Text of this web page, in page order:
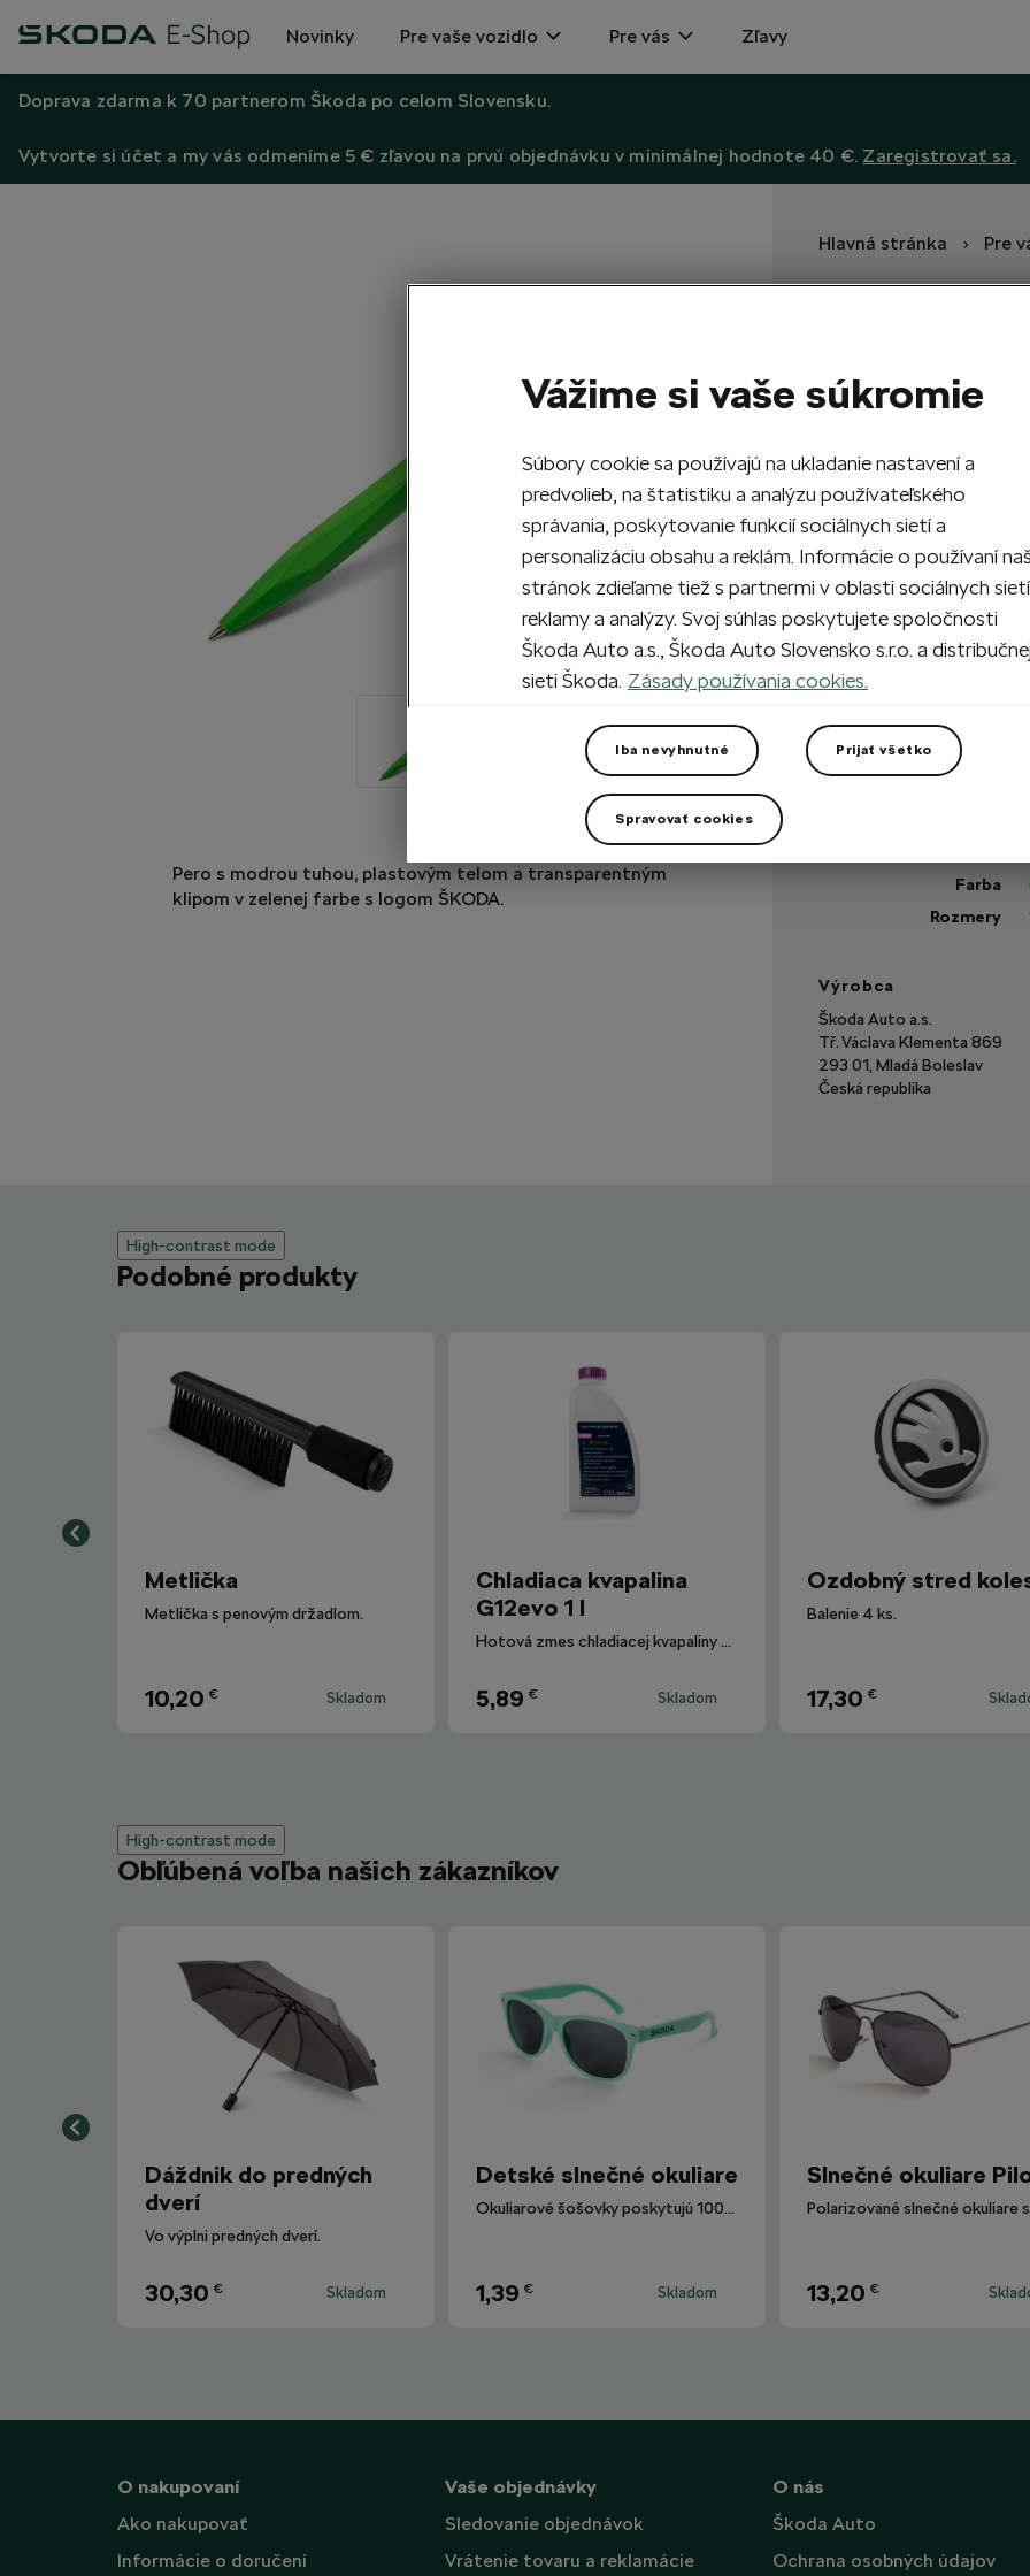
Novinky Pre vaše vozidlo Pre vás Zľavy
Doprava zdarma k 70 partnerom Škoda po celom Slovensku.
Vytvorte si účet a my vás odmeníme 5 € zľavou na prvú objednávku v minimálnej hodnote 40 €. Zaregistrovať sa.
Hlavná stránka Pre
Pero s modrou tuhou, plastovým telom a transparentným
klipom v zelenej farbe s logom ŠKODA.
1
Vypredané
Technické špecifikácie
Farba
Rozmery
Výrobca
Škoda Auto a.s.
Tř. Václava Klementa 869
293 01, Mladá Boleslav
Česká republika
High-contrast mode
Podobné produkty
Metlička
Metlička s penovým držadlom.
10,20 € Skladom
Chladiaca kvapalina
G12evo 1 l
Hotová zmes chladiacej kvapaliny G12evo pre všetky vozidlá Škoda.
5,89 € Skladom
Ozdobný stred
Balenie 4 ks.
17,30 €
High-contrast mode
Obľúbená voľba našich zákazníkov
Dáždnik do predných
dverí
Vo výplni predných dverí.
30,30 € Skladom
Detské slnečné okuliare
Okuliarové šošovky poskytujú 100% ochranu proti UV žiareniu.
1,39 € Skladom
Slnečné okuliare
13,20 €
O nakupovaní
Ako nakupovať
Informácie o doručení
Vaše objednávky
Sledovanie objednávok
Vrátenie tovaru a reklamácie
O nás
Škoda Auto
Ochrana osobných údajov
Vážime si vaše súkromie
Súbory cookie sa používajú na ukladanie nastavení a
predvolieb, na štatistiku a analýzu používateľského
správania, poskytovanie funkcií sociálnych sietí a
personalizáciu obsahu a reklám. Informácie o používaní
stránok zdieľame tiež s partnermi v oblasti sociálnych
reklamy a analýzy. Svoj súhlas poskytujete spoločnosti
Škoda Auto a.s., Škoda Auto Slovensko s.r.o. a distribučnej
sieti Škoda. Zásady používania cookies.
Iba nevyhnutné Prijať všetko
Spravovať cookies